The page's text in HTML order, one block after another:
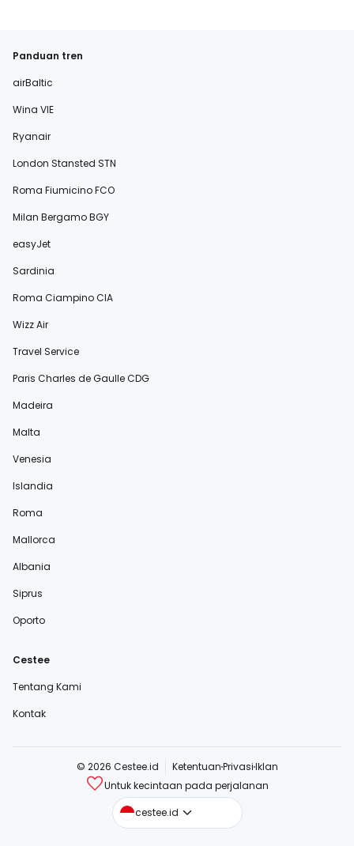
Panduan tren
airBaltic
Wina VIE
Ryanair
London Stansted STN
Roma Fiumicino FCO
Milan Bergamo BGY
easyJet
Sardinia
Roma Ciampino CIA
Wizz Air
Travel Service
Paris Charles de Gaulle CDG
Madeira
Malta
Venesia
Islandia
Roma
Mallorca
Albania
Siprus
Oporto
Cestee
Tentang Kami
Kontak
© 2026 Cestee.id KetentuanPrivasiIklan
Untuk kecintaan pada perjalanan
cestee.id
cestee.com
cestee.sk